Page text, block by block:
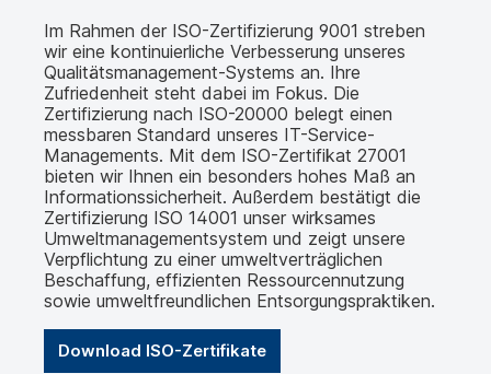
Im Rahmen der ISO-Zertifizierung 9001 streben
wir eine kontinuierliche Verbesserung unseres
Qualitätsmanagement-Systems an. Ihre
Zufriedenheit steht dabei im Fokus. Die
Zertifizierung nach ISO-20000 belegt einen
messbaren Standard unseres IT-Service-
Managements. Mit dem ISO-Zertifikat 27001
bieten wir Ihnen ein besonders hohes Maß an
Informationssicherheit. Außerdem bestätigt die
Zertifizierung ISO 14001 unser wirksames
Umweltmanagementsystem und zeigt unsere
Verpflichtung zu einer umweltverträglichen
Beschaffung, effizienten Ressourcennutzung
sowie umweltfreundlichen Entsorgungspraktiken.
Download ISO-Zertifikate